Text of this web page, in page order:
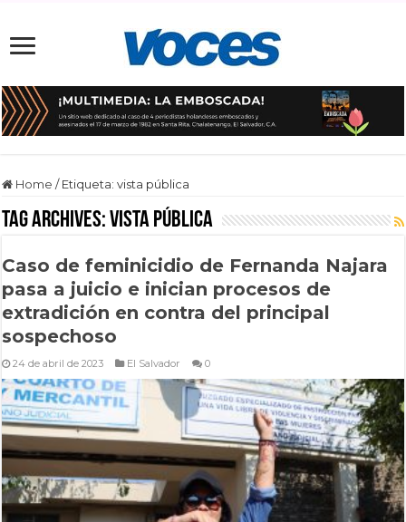
Home / Etiqueta:vista pública
Tag Archives:vista pública
Caso de feminicidio de Fernanda Najara
pasa a juicio e inician procesos de
extradición en contra del principal
sospechoso
24 de abril de 2023 El Salvador 0